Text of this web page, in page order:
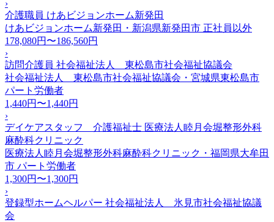
›
介護職員 けあビジョンホーム新発田
けあビジョンホーム新発田・新潟県新発田市 正社員以外
178,080円〜186,560円
›
訪問介護員 社会福祉法人 東松島市社会福祉協議会
社会福祉法人 東松島市社会福祉協議会・宮城県東松島市
パート労働者
1,440円〜1,440円
›
デイケアスタッフ 介護福祉士 医療法人睦月会堀整形外科
麻酔科クリニック
医療法人睦月会堀整形外科麻酔科クリニック・福岡県大牟田
市 パート労働者
1,300円〜1,300円
›
登録型ホームヘルパー 社会福祉法人 氷見市社会福祉協議
会